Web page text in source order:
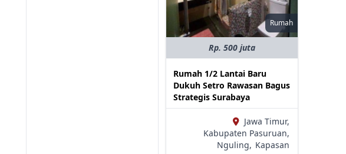
Rumah
Rp. 500 juta
Rumah 1/2 Lantai Baru
Dukuh Setro Rawasan Bagus
Strategis Surabaya
Jawa Timur,
Kabupaten Pasuruan,
Nguling, Kapasan